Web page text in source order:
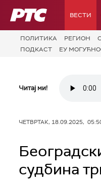
РТС ВЕСТИ
ПОЛИТИКА РЕГИОН
ПОДКАСТ
ЕУ
Читај ми!
ЧЕТВРТАК, 18.09.2025,
судбина